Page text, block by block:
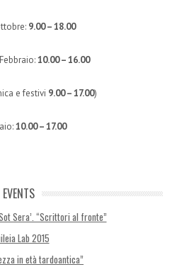
9.00 – 18.00
10.00 – 16.00
e festivi 9.00 – 17.00)
10.00 – 17.00
EVENTS
Sera’. “Scrittori al fronte”
Lab 2015
in età tardoantica”